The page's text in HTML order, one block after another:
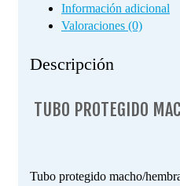
Información adicional
Valoraciones (0)
Descripción
TUBO PROTEGIDO
Tubo protegido macho/